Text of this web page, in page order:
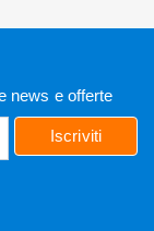
news e offerte
Iscriviti